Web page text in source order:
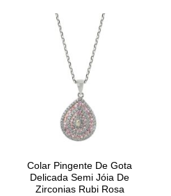
Colar Pingente De Gota
Delicada Semi Jóia De
Zirconias Rubi Rosa